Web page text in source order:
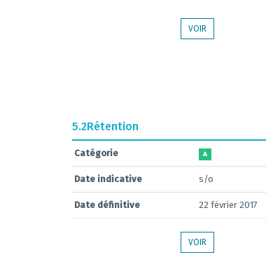
VOIR
5.2Rétention
Catégorie A
Date indicative s/o
Date définitive 22 février 2017
VOIR